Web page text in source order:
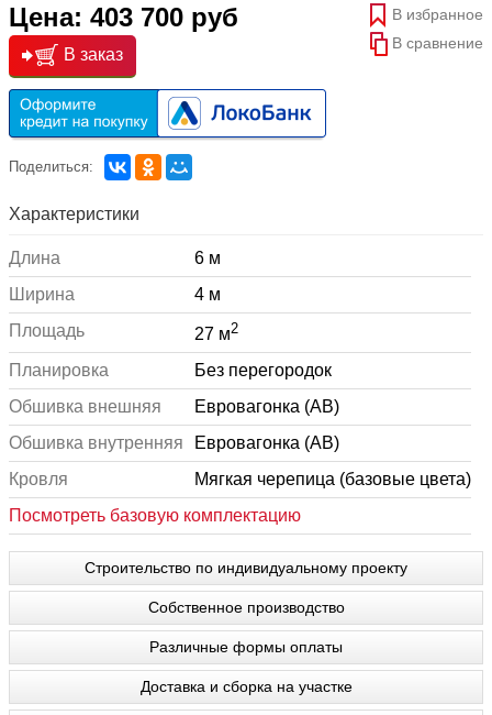
Цена: 403 700 руб
В избранное
В сравнение
В заказ
Поделиться:
Характеристики
Длина
6 м
Ширина
4 м
Площадь
27 м2
Планировка
Без перегородок
Обшивка внешняя
Евровагонка (АВ)
Обшивка внутренняя
Евровагонка (АВ)
Кровля
Мягкая черепица (базовые цвета)
Посмотреть базовую комплектацию
Строительство по индивидуальному проекту
Собственное производство
Различные формы оплаты
Доставка и сборка на участке